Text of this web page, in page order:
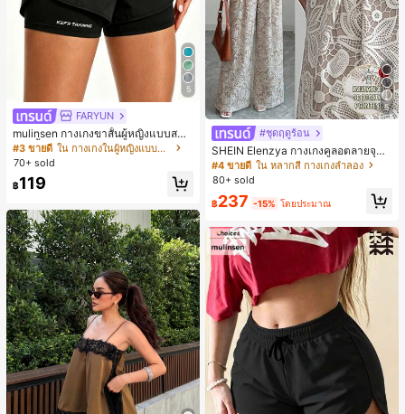
5
FARYUN
mulinsen กางเกงขาสั้นผู้หญิงแบบสบา
ยๆ สีพื้น หลวม อเนกประสงค์ กางเกงขา
สั้นกีฬา 2-In-1 สำหรับวิ่ง ฟิตเนส และก
ารฝึกซ้อมกีฬาในฤดูร้อน
#3 ขายดี
ใน กางเกงในผู้หญิงแบบแอคทีฟ
70+ sold
฿119
5
#ชุดฤดูร้อน
SHEIN Elenzya กางเกงคูลอตลายจุดเ
อวสูงแบบใหม่สำหรับฤดูใบไม้ผลิ/ฤดูร้อ
น, สไตล์หรูหราเหมาะสำหรับใส่ในชีวิต
ประจำวันและทำงาน, ให้ความรู้สึกวินเ
ทจสำหรับฤดูรับปริญญา, เทศกาลดนตร
ี, การแข่งม้าดาร์บี้, วันประกาศอิสรภาพ
#4 ขายดี ใน หลากสี กางเกงลำลอง
80+ sold
฿237 -15% โดยประมาณ